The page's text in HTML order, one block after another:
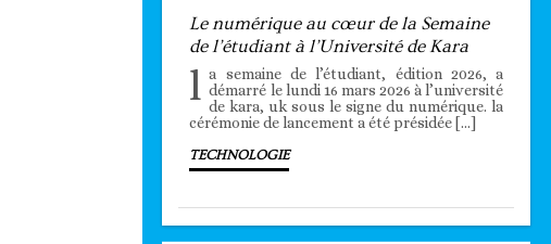
Le numérique au cœur de la Semaine
de l’étudiant à l’Université de Kara
l a semaine de l’étudiant, édition 2026, a
démarré le lundi 16 mars 2026 à l’université
de kara, uk sous le signe du numérique. la
cérémonie de lancement a été présidée […]
TECHNOLOGIE